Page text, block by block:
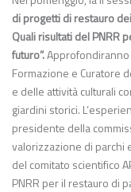
di progetti di restauro
Quali risultati del PNRR
futuro”.Approfondiranno
Formazione e Curatore
e delle attività culturali
giardini storici.
presidente della
valorizzazione di parchi
del comitato scientifico
PNRR per il restauro di